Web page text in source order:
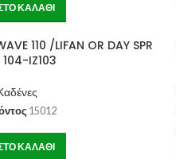
ΚΑΛΆΘΙ
110 /LIFAN OR DAY SPR
104-IZ103
15012
ΚΑΛΆΘΙ